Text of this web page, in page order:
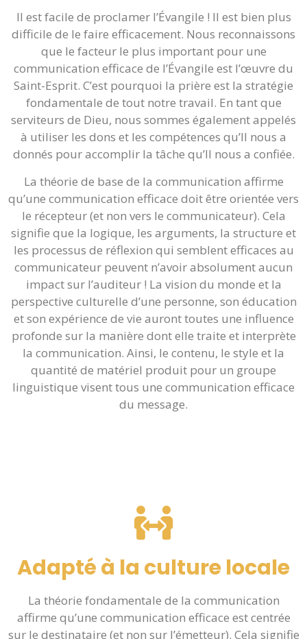
Il est facile de proclamer l’Évangile ! Il est bien plus
difficile de le faire efficacement. Nous reconnaissons
que le facteur le plus important pour une
communication efficace de l’Évangile est l’œuvre du
Saint-Esprit. C’est pourquoi la prière est la stratégie
fondamentale de tout notre travail. En tant que
serviteurs de Dieu, nous sommes également appelés
à utiliser les dons et les compétences qu’Il nous a
donnés pour accomplir la tâche qu’Il nous a confiée.
La théorie de base de la communication affirme
qu’une communication efficace doit être orientée vers
le récepteur (et non vers le communicateur). Cela
signifie que la logique, les arguments, la structure et
les processus de réflexion qui semblent efficaces au
communicateur peuvent n’avoir absolument aucun
impact sur l’auditeur ! La vision du monde et la
perspective culturelle d’une personne, son éducation
et son expérience de vie auront toutes une influence
profonde sur la manière dont elle traite et interprète
la communication. Ainsi, le contenu, le style et la
quantité de matériel produit pour un groupe
linguistique visent tous une communication efficace
du message.
Adapté à la culture locale
La théorie fondamentale de la communication
affirme qu’une communication efficace est centrée
sur le destinataire (et non sur l’émetteur). Cela signifie